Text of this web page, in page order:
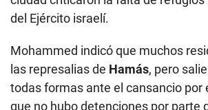
del Ejército israelí.
Mohammed indicó que muchos
las represalias de Hamás, pero
todas formas ante el cansancio por
que no hubo detenciones por parte